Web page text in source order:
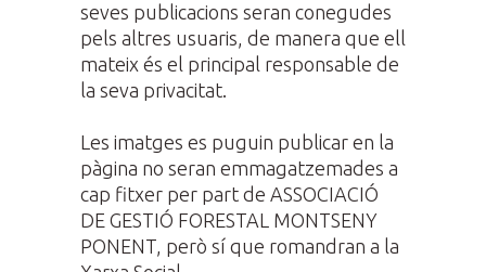
seves publicacions seran conegudes
pels altres usuaris, de manera que ell
mateix és el principal responsable de
la seva privacitat.
Les imatges es puguin publicar en la
pàgina no seran emmagatzemades a
cap fitxer per part de ASSOCIACIÓ
DE GESTIÓ FORESTAL MONTSENY
PONENT, però sí que romandran a la